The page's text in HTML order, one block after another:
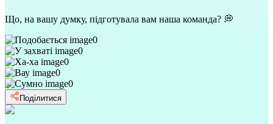
Що, на вашу думку, підготувала вам наша команда? 💭
0
0
0
0
0
Поділитися